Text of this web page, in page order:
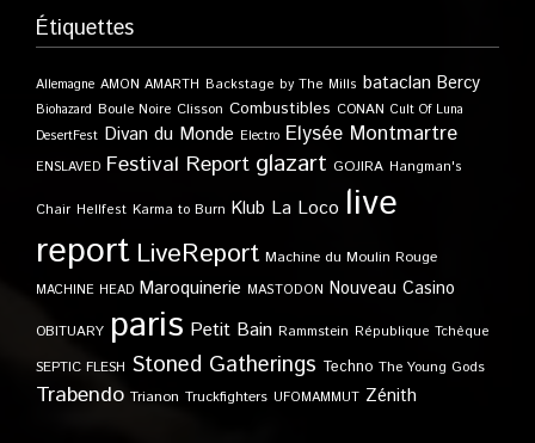
Étiquettes
Allemagne AMON AMARTH Backstage by The Mills bataclan Bercy
Biohazard Boule Noire Clisson Combustibles CONAN Cult Of Luna
DesertFest Divan du Monde Electro Elysée Montmartre
ENSLAVED Festival Report glazart GOJIRA Hangman's
Chair Hellfest Karma to Burn Klub La Loco live
report LiveReport Machine du Moulin Rouge
MACHINE HEAD Maroquinerie MASTODON Nouveau Casino
OBITUARY paris Petit Bain Rammstein République Tchèque
SEPTIC FLESH Stoned Gatherings Techno The Young Gods
Trabendo Trianon Truckfighters UFOMAMMUT Zénith